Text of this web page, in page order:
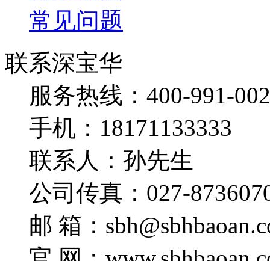
常见问题
联系深宝华
服务热线：400-991-
手机：18171133333
联系人：孙先生
公司传真：027-
邮 箱：